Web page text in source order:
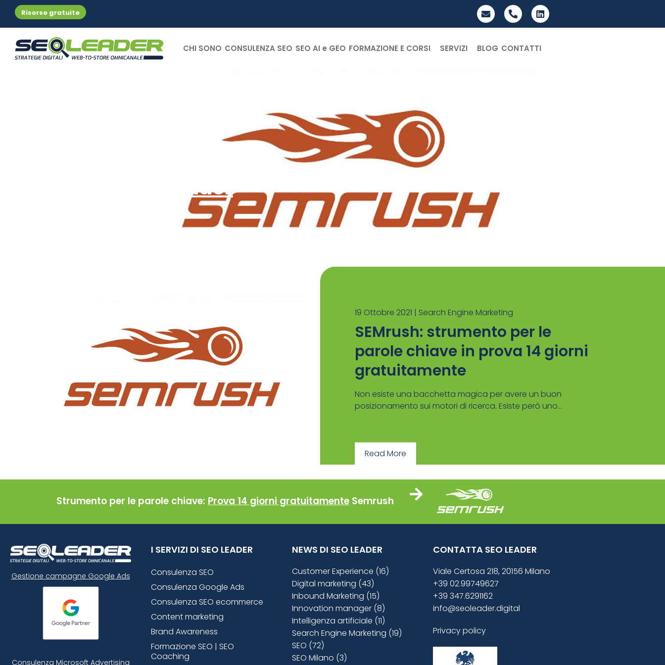
Risorse gratuite
CHI SONO CONSULENZA SEO SEO AI e GEO FORMAZIONE E CORSI SERVIZI BLOG CONTATTI
Le news di SEO Leader
19 Ottobre 2021 | Search Engine Marketing
SEMrush: strumento per le
parole chiave in prova 14 giorni
gratuitamente
Non esiste una bacchetta magica per avere un buon
posizionamento sui motori di ricerca. Esiste però uno...
Read More
Strumento per le parole chiave: Prova 14 giorni gratuitamente Semrush
Gestione campagne Google Ads
Consulenza Microsoft Advertising
I SERVIZI DI SEO LEADER
Consulenza SEO
Consulenza Google Ads
Consulenza SEO ecommerce
Content marketing
Brand Awareness
Formazione SEO | SEO
Coaching
NEWS DI SEO LEADER
Customer Experience (16)
Digital marketing (43)
Inbound Marketing (15)
Innovation manager (8)
Intelligenza artificiale (11)
Search Engine Marketing (19)
SEO (72)
SEO Milano (3)
CONTATTA SEO LEADER
Viale Certosa 218, 20156 Milano
+39 02.99749627
+39 347.6291162
info@seoleader.digital
Privacy policy